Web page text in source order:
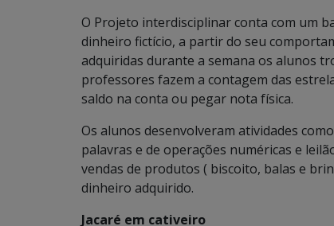
O Projeto interdisciplinar conta com um
dinheiro fictício, a partir do seu
adquiridas durante a semana os alunos
professores fazem a contagem das
saldo na conta ou pegar nota física.
Os alunos desenvolveram atividades
palavras e de operações numéricas e
vendas de produtos ( biscoito, balas e
dinheiro adquirido.
Jacaré em cativeiro